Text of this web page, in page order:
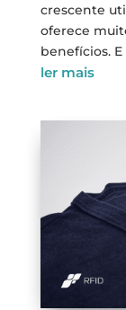
crescente
oferece
benefícios. E
ler mais